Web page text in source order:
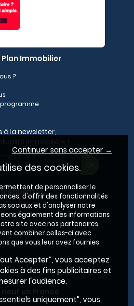
Immobilier
?
à la newsletter,
Continuer sans accepter →
des cookies.
de personnaliser le
d'offrir des fonctionnalités
sociaux et d'analyser notre
également des informations
site avec nos partenaires
combiner celles-ci avec
que vous leur avez fournies.
Accepter”, vous acceptez
à des fins publicitaires et
l'audience.
uniquement”, vous